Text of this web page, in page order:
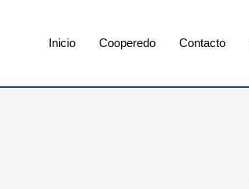
Inicio Cooperedo Contacto